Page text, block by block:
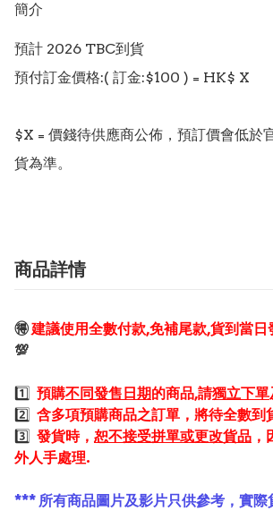
簡介
預計 2026 TBC到貨
預付訂金價格:( 訂金:$100 ) = HK$ X
$X = 價錢待供應商公佈，預訂價會低於
貨為準。
商品詳情
🉐建議使用全數付款,免補尾款,貨到當日
💯
1️⃣ 預購不同發售日期的商品,請獨立下單
2️⃣ 含多項預購商品之訂單，將待全數到
3️⃣ 發貨時， 恕不接受拼單或更改貨品
外人手處理.
*** 所有商品圖片及影片只供參考，實際